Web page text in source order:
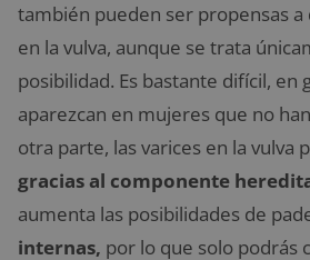
también pueden ser propensas
en la vulva, aunque se trata
posibilidad. Es bastante difícil, en
aparezcan en mujeres que no
otra parte, las varices en la vulva
gracias al componente
aumenta las posibilidades de
internas, por lo que solo podrás